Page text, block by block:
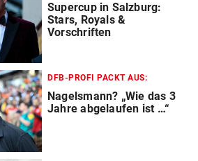
Supercup in Salzburg:
Stars, Royals &
Vorschriften
DFB-PROFI PACKT AUS:
Nagelsmann? „Wie das 3
Jahre abgelaufen ist …“